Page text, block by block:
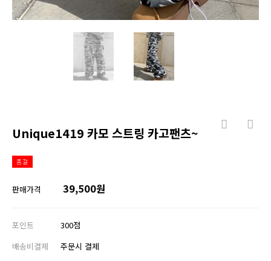
Unique1419 카모 스트링 카고팬츠~
품절
판매가격 39,500원
포인트
300점
배송비결제
주문시 결제